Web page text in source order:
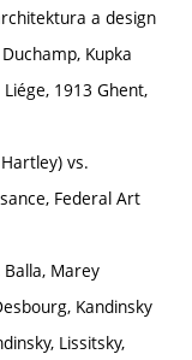
a design
Kupka
1913 Ghent,
vs.
Federal Art
Marey
Kandinsky
Lissitsky,